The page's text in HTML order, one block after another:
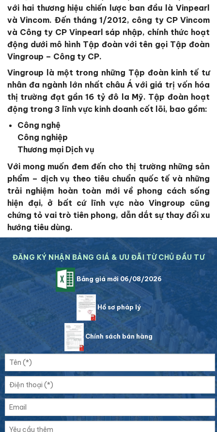
với hai thương hiệu chiến lược ban đầu là Vinpearl
và Vincom. Đến tháng 1/2012, công ty CP Vincom
và Công ty CP Vinpearl sáp nhập, chính thức hoạt
động dưới mô hình Tập đoàn với tên gọi Tập đoàn
Vingroup – Công ty CP.
Vingroup là một trong những Tập đoàn kinh tế tư
nhân đa ngành lớn nhất châu Á với giá trị vốn hóa
thị trường đạt gần 16 tỷ đô la Mỹ. Tập đoàn hoạt
động trong 3 lĩnh vực kinh doanh cốt lõi, bao gồm:
Công nghệ
Công nghiệp
Thương mại Dịch vụ
Với mong muốn đem đến cho thị trường những sản
phẩm – dịch vụ theo tiêu chuẩn quốc tế và những
trải nghiệm hoàn toàn mới về phong cách sống
hiện đại, ở bất cứ lĩnh vực nào Vingroup cũng
chứng tỏ vai trò tiên phong, dẫn dắt sự thay đổi xu
hướng tiêu dùng.
ĐĂNG KÝ NHẬN BẢNG GIÁ & ƯU ĐÃI TỪ CHỦ ĐẦU TƯ
Bảng giá mới 06/08/2026
Hồ sơ pháp lý
Chính sách bán hàng